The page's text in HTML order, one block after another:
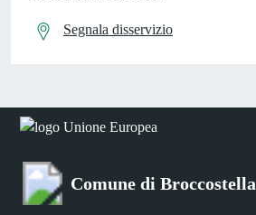
Segnala disservizio
Comune di Broccostella